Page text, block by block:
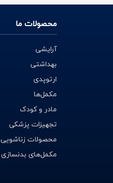
محصولات ما
آرایشی
بهداشتی
ارتوپدی
مکمل‌ها
مادر و کودک
تجهیزات پزشکی
محصولات زناشویی
مکمل‌های بدنسازی